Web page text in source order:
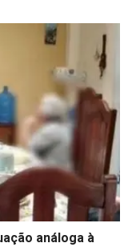
análoga à